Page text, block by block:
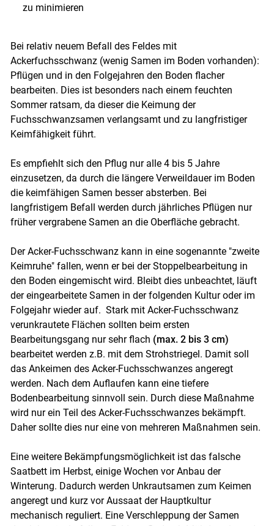
zu minimieren
Bei relativ neuem Befall des Feldes mit
Ackerfuchsschwanz (wenig Samen im Boden vorhanden):
Pflügen und in den Folgejahren den Boden flacher
bearbeiten. Dies ist besonders nach einem feuchten
Sommer ratsam, da dieser die Keimung der
Fuchsschwanzsamen verlangsamt und zu langfristiger
Keimfähigkeit führt.
Es empfiehlt sich den Pflug nur alle 4 bis 5 Jahre
einzusetzen, da durch die längere Verweildauer im Boden
die keimfähigen Samen besser absterben. Bei
langfristigem Befall werden durch jährliches Pflügen nur
früher vergrabene Samen an die Oberfläche gebracht.
Der Acker-Fuchsschwanz kann in eine sogenannte "zweite
Keimruhe" fallen, wenn er bei der Stoppelbearbeitung in
den Boden eingemischt wird. Bleibt dies unbeachtet, läuft
der eingearbeitete Samen in der folgenden Kultur oder im
Folgejahr wieder auf. Stark mit Acker-Fuchsschwanz
verunkrautete Flächen sollten beim ersten
Bearbeitungsgang nur sehr flach (max. 2 bis 3 cm)
bearbeitet werden z.B. mit dem Strohstriegel. Damit soll
das Ankeimen des Acker-Fuchsschwanzes angeregt
werden. Nach dem Auflaufen kann eine tiefere
Bodenbearbeitung sinnvoll sein. Durch diese Maßnahme
wird nur ein Teil des Acker-Fuchsschwanzes bekämpft.
Daher sollte dies nur eine von mehreren Maßnahmen sein.
Eine weitere Bekämpfungsmöglichkeit ist das falsche
Saatbett im Herbst, einige Wochen vor Anbau der
Winterung. Dadurch werden Unkrautsamen zum Keimen
angeregt und kurz vor Aussaat der Hauptkultur
mechanisch reguliert. Eine Verschleppung der Samen